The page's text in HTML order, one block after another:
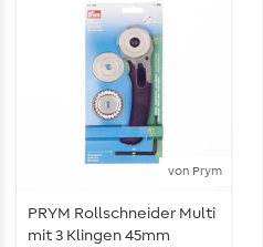
von Prym
PRYM Rollschneider Multi
mit 3 Klingen 45mm